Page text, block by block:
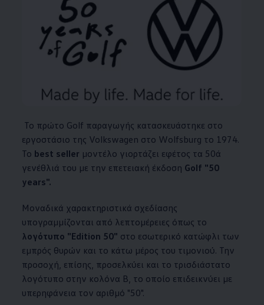
Το πρώτο Golf παραγωγής κατασκευάστηκε στο
εργοστάσιο της Volkswagen στο Wolfsburg το 1974.
Το best seller μοντέλο γιορτάζει εφέτος τα 50ά
γενέθλιά του με την επετειακή έκδοση Golf "50
years".
Μοναδικά χαρακτηριστικά σχεδίασης
υπογραμμίζονται από λεπτομέρειες όπως το
λογότυπο "Edition 50" στο εσωτερικό κατώφλι των
εμπρός θυρών και το κάτω μέρος του τιμονιού. Την
προσοχή, επίσης, προσελκύει και το τρισδιάστατο
λογότυπο στην κολόνα Β, το οποίο επιδεικνύει με
υπερηφάνεια τον αριθμό "50".